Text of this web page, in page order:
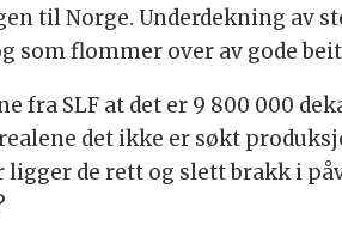
til Norge. Underdekning av
som flommer over av gode
fra SLF at det er 9 800 000
det ikke er søkt
de rett og slett brakk i